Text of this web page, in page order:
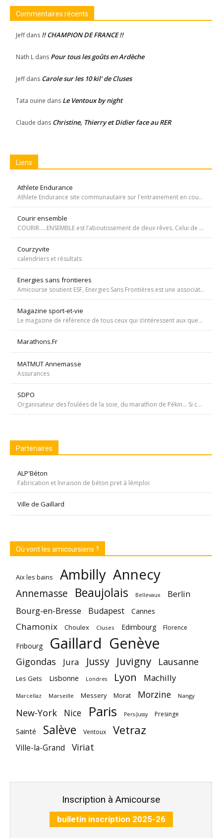
Commentaires récents
Jeffdans !! CHAMPION DE FRANCE !!
Nath L dans Pour tous les goûts en Ardèche
Jeffdans Carole sur les 10 kil’ de Cluses
Tata ouine dans Le Ventoux by night
Claude dans Christine, Thierry et Didier face au RER
Liens
Athlete Endurance
Athlete Endurance site communautaire sur l'entrainement en course à pied
Courir ensemble
COURIR…..ENSEMBLE est l’aboutissement de deux rêves. Celui de Tiffany qui, malgré une tumeur à la jambe voulait participer à la course de l’Escalade et celui de Carole, animatrice bénévole de l’atelier de bricolage du service d’oncopédiatrie de l’Hôpital
Courzyvite
calendriers et résultats
Energies sans frontieres
Amicourse soutient ESF, Energies Sans Frontières est une association ayant pour objet l'aide au développement des pays les plus pauvres en favorisant l'accès à l'eau et à l'électricité
Magazine sport-et-vie
Le magazine de référence de tous ceux qui s’intéressent aux questions d’entraînement, de nutrition, de dopage, de physiologie, de psychologie et de médecine du sport.
Marathons.Fr
MATMUT Annemasse
Assurances
SDPO
Organisateur des foulées de la soie, du marathon de Pékin... Si courir était notre seul but, nous passerions à côté de moments inoubliables ». Depuis 1996 SDPOrganisation, spécialiste de la course aventure à vocation sportive et culturelle
Partenaires
ALP'Béton
Fabrication et livraison de béton pret à lémploi
Ville de Gaillard
Où vont les amicoursiens ?
Aix les bains Ambilly Annecy
Annemasse Beaujolais Bellevaux Berlin
Bourg-en-Bresse Budapest Cannes
Chamonix Choulex Cluses Edimbourg Florence
Fribourg Gaillard Genève
Gigondas Jura Jussy Juvigny Lausanne
Les Gets Lisbonne Londres Lyon Machilly
Marcellaz Marseille Messery Morat Morzine Nangy
New-York Nice Paris Pers-Jussy Presinge
Sainté Salève Ventoux Vetraz
Ville-la-Grand Viriat
Inscription à Amicourse
bulletin inscription 2025-26